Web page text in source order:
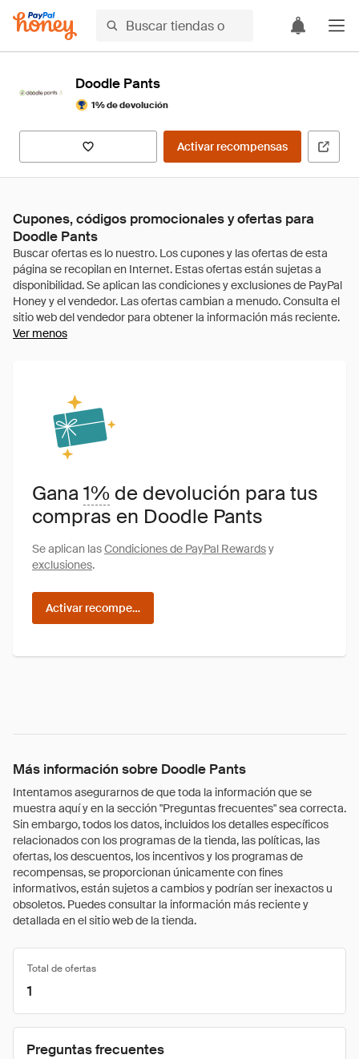
Doodle Pants
1% de devolución
Activar recompensas
Cupones, códigos promocionales y ofertas para
Doodle Pants
Ver menos
Gana1% de devolución para tus
compras en Doodle Pants
Se aplican lasCondiciones de PayPal Rewardsy
exclusiones.
Activar recompensas
Más información sobre Doodle Pants
Intentamos asegurarnos de que toda la información que se
muestra aquí y en la sección "Preguntas frecuentes" sea correcta.
Sin embargo, todos los datos, incluidos los detalles específicos
relacionados con los programas de la tienda, las políticas, las
ofertas, los descuentos, los incentivos y los programas de
recompensas, se proporcionan únicamente con fines
informativos, están sujetos a cambios y podrían ser inexactos u
obsoletos. Puedes consultar la información más reciente y
detallada en el sitio web de la tienda.
Total de ofertas
1
Preguntas frecuentes